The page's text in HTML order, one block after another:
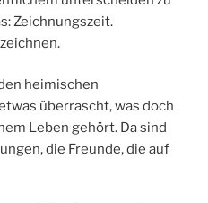
Zeichnungszeit.
heimischen
überrascht, was doch
Leben gehört. Da sind
die Freunde, die auf